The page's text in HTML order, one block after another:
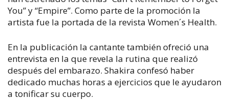
You” y “Empire”. Como parte de la promoción la
artista fue la portada de la revista Women´s Health.
En la publicación la cantante también ofreció una
entrevista en la que revela la rutina que realizó
después del embarazo. Shakira confesó haber
dedicado muchas horas a ejercicios que le ayudaron
a tonificar su cuerpo.